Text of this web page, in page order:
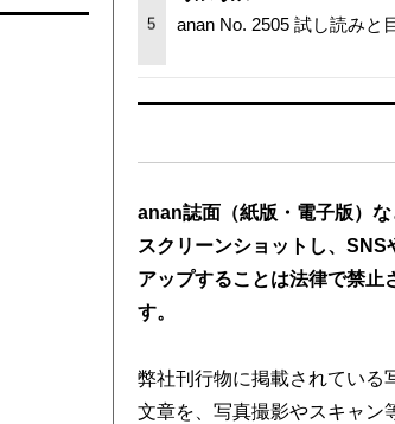
5 anan No. 2505 試し読みと
anan誌面（紙版・電子版）な
スクリーンショットし、SNS
アップすることは法律で禁止
す。
弊社刊行物に掲載されている
文章を、写真撮影やスキャン